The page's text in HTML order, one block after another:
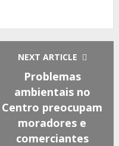
NEXT ARTICLE
Problemas
ambientais no
Centro preocupam
moradores e
comerciantes